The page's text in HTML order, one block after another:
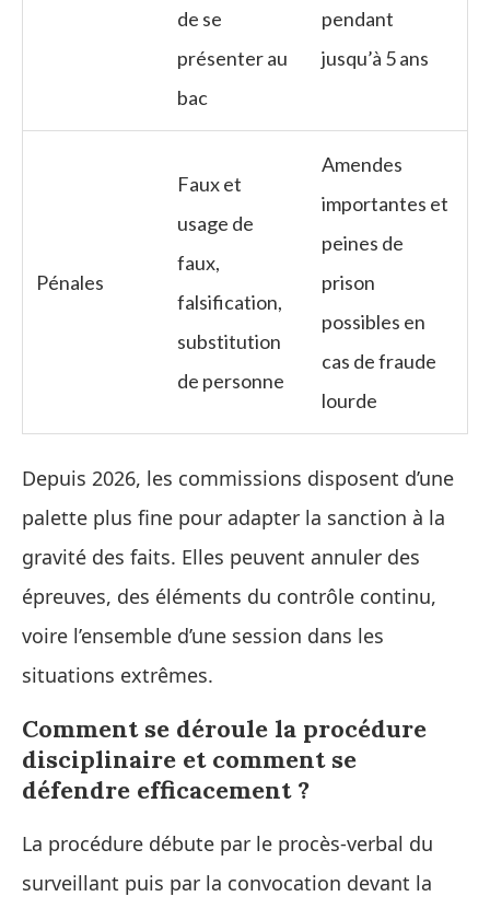
de se
présenter au
bac
pendant
jusqu’à 5 ans
Pénales
Faux et
usage de
faux,
falsification,
substitution
de personne
Amendes
importantes et
peines de
prison
possibles en
cas de fraude
lourde
Depuis 2026, les commissions disposent d’une
palette plus fine pour adapter la sanction à la
gravité des faits. Elles peuvent annuler des
épreuves, des éléments du contrôle continu,
voire l’ensemble d’une session dans les
situations extrêmes.
Comment se déroule la procédure
disciplinaire et comment se
défendre efficacement ?
La procédure débute par le procès-verbal du
surveillant puis par la convocation devant la